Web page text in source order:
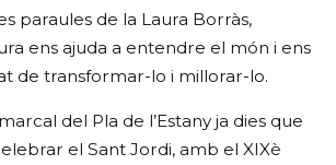
paraules de la Laura Borràs,
ens ajuda a entendre el món i ens
de transformar-lo i millorar-lo.
del Pla de l’Estany ja dies que
el Sant Jordi, amb el XIXè